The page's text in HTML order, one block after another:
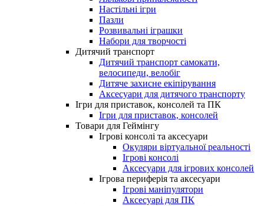
Настільні ігри
Пазли
Розвивальні іграшки
Набори для творчості
Дитячий транспорт
Дитячий транспорт самокати,
велосипеди, велобіг
Дитяче захисне екіпірування
Аксесуари для дитячого транспорту
Ігри для приставок, консолей та ПК
Ігри для приставок, консолей
Товари для Геймінгу
Ігрові консолі та аксесуари
Окуляри віртуальної реальності
Ігрові консолі
Аксесуари для ігрових консолей
Ігрова периферія та аксесуари
Ігрові маніпулятори
Аксесуарі для ПК